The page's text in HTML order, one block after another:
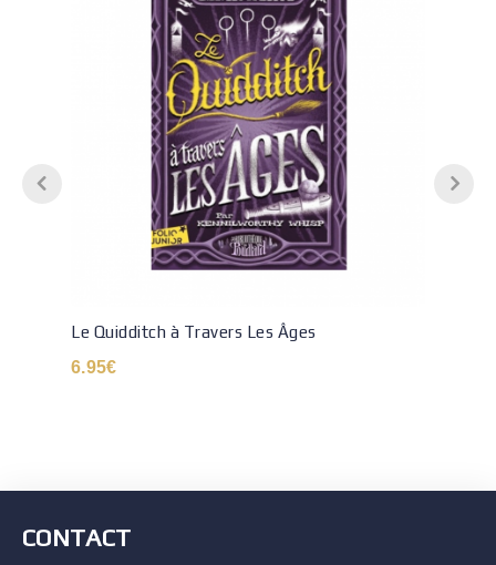
Le Quidditch à Travers Les Âges
6.95€
CONTACT